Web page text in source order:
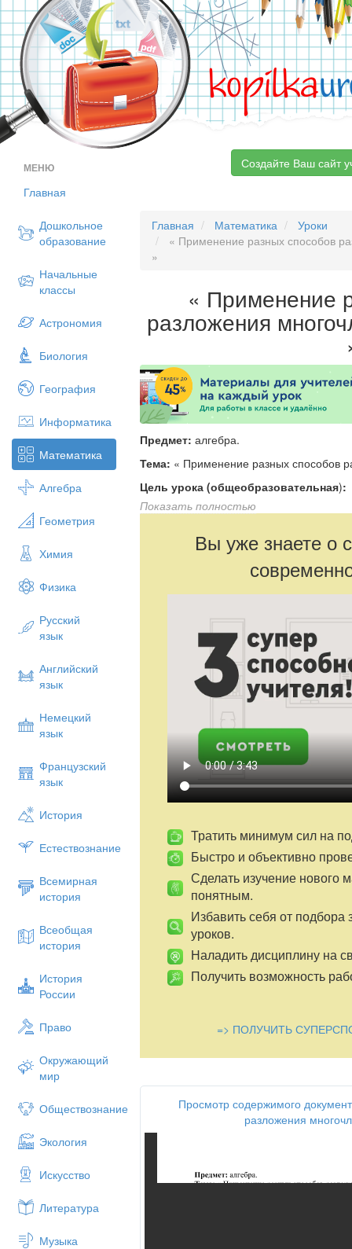
kopilka
МЕНЮ
Главная
Дошкольное
образование
Начальные
классы
Астрономия
Биология
География
Информатика
Математика
Алгебра
Геометрия
Химия
Физика
Русский
язык
Английский
язык
Немецкий
язык
Французский
язык
История
Естествознание
Всемирная
история
Всеобщая
история
История
России
Право
Окружающий
мир
Обществознание
Экология
Искусство
Литература
Музыка
Создайте Ваш сайт
Главная Математика
Уроки
« Применение разных способов
»
« Применение
разложения
Предмет:алгебра.
Тема: « Применение разных способов
Цель урока (общеобразовательная):
преобразовывать выражения с
знания, умения и навыки в новых
математическую речь и логическое
Цель урока (воспитательная):
ответственность, интерес к математике.
комбинированный.
План урока.
Организационный момент – 1
Проверка домашнего задания –
Актуализация опорных знаний –
Закрепление материала – 7 мин.
Решение упражнений – 17 мин.
Самостоятельная работа – 10
Домашнее задание – 1 мин
Подведение итогов урока – 2 мин.
дежурных (доска, мел, чистота
ΙΙ. Проверка домашнего задания:
—Какие трудности были у вас при
Учащимся предлагается решить на
5. Докажите, что значение выражения
самых значениях и значение
Решение., подставляя известные
ΙΙΙ. Актуализация опорных знаний.
—Давайте проверим, насколько
Показать полностью
Вы уже знаете о
Тратить минимум сил на
Быстро и объективно
Сделать изучение нового
понятным.
Избавить себя от подбора
уроков.
Наладить дисциплину на
Получить возможность
=> ПОЛУЧИТЬ
Просмотр содержимого
разложения